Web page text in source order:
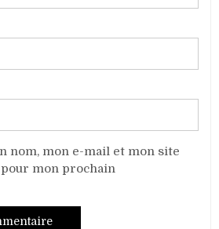
nom, mon e-mail et mon site
mon prochain